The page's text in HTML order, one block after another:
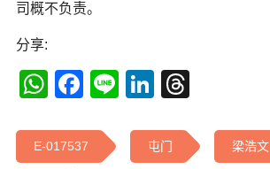
司概不负责。
分享:
WhatsApp
Facebook
LineLinkedIn
E-017537 屯门 梁浩文